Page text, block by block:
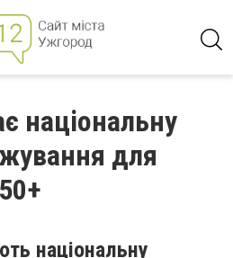
національну
для
національну